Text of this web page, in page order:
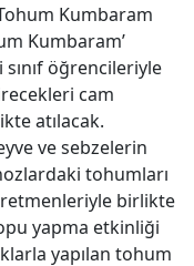
Kumbaram
Kumbaram’
öğrencileriyle
cam
atılacak.
ve sebzelerin
tohumları
birlikte
yapma etkinliği
yapılan tohum